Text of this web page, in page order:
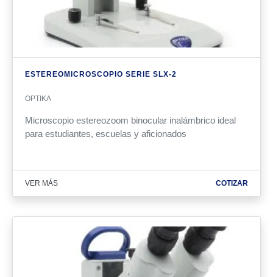
ESTEREOMICROSCOPIO SERIE SLX-2
OPTIKA
Microscopio estereozoom binocular inalámbrico ideal
para estudiantes, escuelas y aficionados
VER MÁS COTIZAR